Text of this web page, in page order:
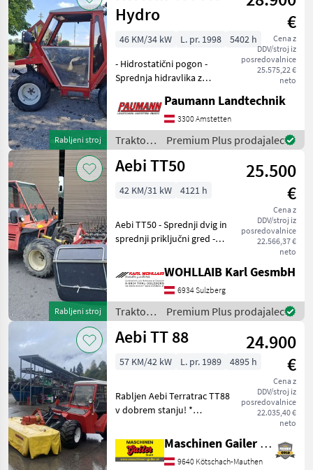
Rabljeni stroj
Hydro
€
Cena z
DDV/stroj iz
posredovalnice
25.575,22 €
neto
46 KM/34 kW L. pr. 1998
5402 h
- Hidrostatični pogon -
Sprednja hidravlika z
- 2x DW in povratni vod brez
tlaka na sprednjem dvigalu
- Pnevmatike 31x15.50-15
BKT Metr
Paumann Landtechnik
3300 Amstetten
Traktor /
Reform
Premium Plus prodajalec
Rabljeni stroj
Aebi TT50
25.500
€
Cena z
DDV/stroj iz
posredovalnice
22.566,37 €
neto
42 KM/31 kW 4121 h
Aebi TT50 - Sprednji dvig in
sprednji priključni gred -
delujoča krmilna naprava -
Kmetijska vodila - 4131
delovnih ur - 7-pinski
WOHLLAIB Karl GesmbH
6934 Sulzberg
Traktor /
Aebi
Premium Plus prodajalec
Aebi TT 88
24.900
€
Cena z
DDV/stroj iz
posredovalnice
22.035,40 €
neto
57 KM/42 kW L. pr. 1989 4895 h
Rabljen Aebi Terratrac TT88
v dobrem stanju! *
štirikolesni pogon *
blokada diferenciala * 4-
valjni motor * Kabina *
Maschinen Gailer GmbH
9640 Kötschach-Mauthen